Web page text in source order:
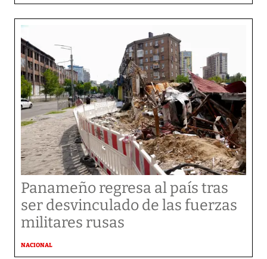
Panameño regresa al país tras
ser desvinculado de las fuerzas
militares rusas
NACIONAL